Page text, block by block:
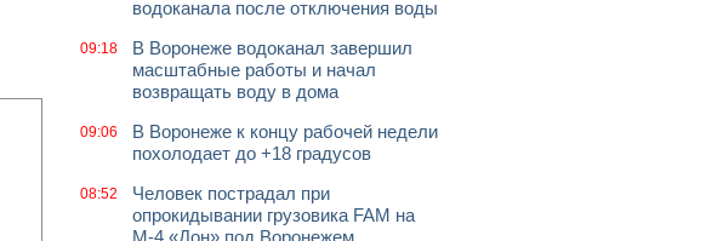
водоканала после отключения воды
09:18
В Воронеже водоканал завершил
масштабные работы и начал
возвращать воду в дома
09:06
В Воронеже к концу рабочей недели
похолодает до +18 градусов
08:52
Человек пострадал при
опрокидывании грузовика FAM на
М-4 «Дон» под Воронежем